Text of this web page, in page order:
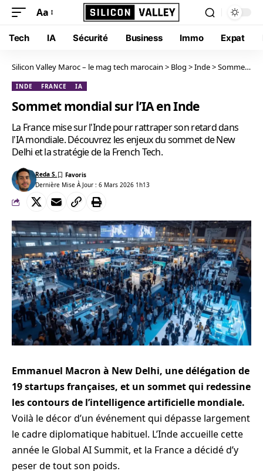
Aa
Tech IA Sécurité Business Immo Expat
Silicon Valley Maroc – le mag tech marocain > Blog >Inde>Sommet mondial sur l’IA en Inde
INDE FRANCE IA
Sommet mondial sur l’IA en Inde
La France mise sur l'Inde pour rattraper son retard dans
l'IA mondiale. Découvrez les enjeux du sommet de New
Delhi et la stratégie de la French Tech.
Dernière Mise À Jour : 6 Mars 2026 1h13
Reda S.
Emmanuel Macron à New Delhi, une délégation de
19 startups françaises, et un sommet qui redessine
les contours de l’intelligence artificielle mondiale.
Voilà le décor d’un événement qui dépasse largement
le cadre diplomatique habituel. L’Inde accueille cette
année le Global AI Summit, et la France a décidé d’y
peser de tout son poids.